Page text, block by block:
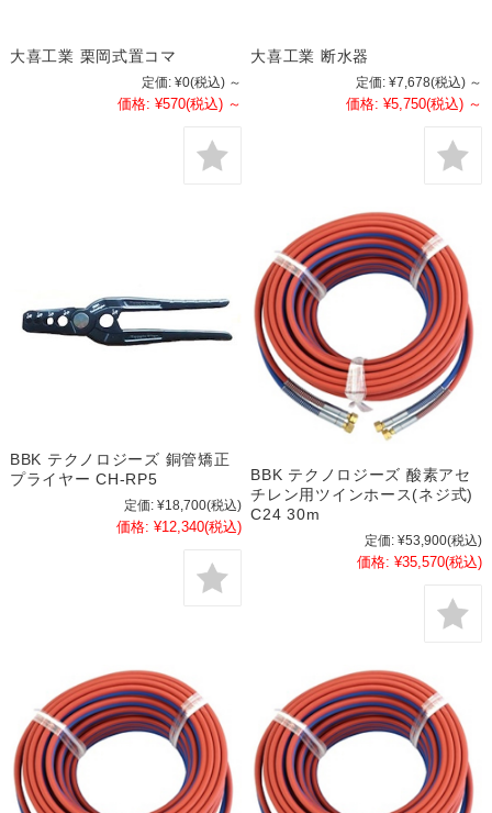
大喜工業 栗岡式置コマ
定価: ¥0(税込) ～
価格: ¥570(税込) ～
大喜工業 断水器
定価: ¥7,678(税込) ～
価格: ¥5,750(税込) ～
BBK テクノロジーズ 銅管矯正
プライヤー CH-RP5
定価: ¥18,700(税込)
価格: ¥12,340(税込)
BBK テクノロジーズ 酸素アセ
チレン用ツインホース(ネジ式)
C24 30m
定価: ¥53,900(税込)
価格: ¥35,570(税込)